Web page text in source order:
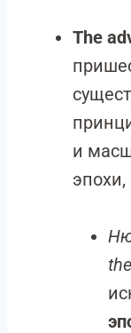
The
и
эпохи,